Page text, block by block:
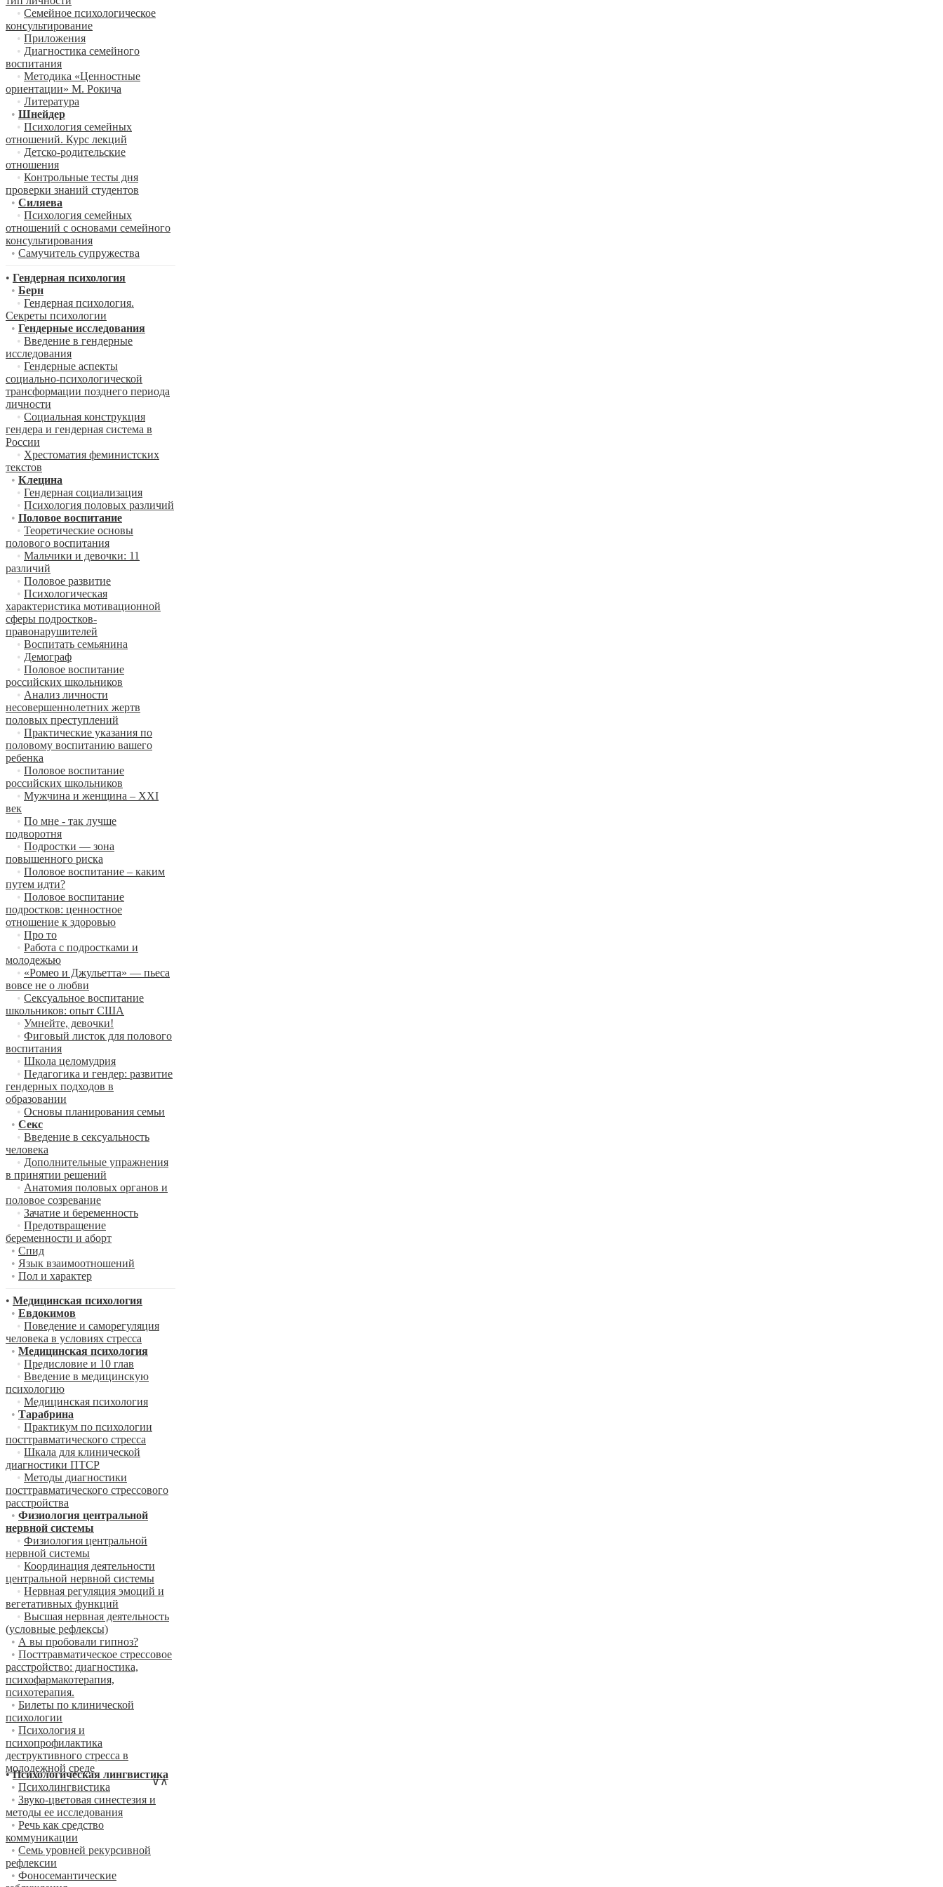
• Семейное психологическое
консультирование
• Приложения
• Диагностика семейного
воспитания
• Методика «Ценностные
ориентации» М. Рокича
• Литература
• Шнейдер
• Психология семейных
отношений. Курс лекций
• Детско-родительские
отношения
• Контрольные тесты дня
проверки знаний студентов
• Силяева
• Психология семейных
отношений с основами семейного
консультирования
• Самучитель супружества
• Гендерная психология
• Берн
• Гендерная психология.
Секреты психологии
• Гендерные исследования
• Введение в гендерные
исследования
• Гендерные аспекты
социально-психологической
трансформации позднего периода
личности
• Социальная конструкция
гендера и гендерная система в
России
• Хрестоматия феминистских
текстов
• Клецина
• Гендерная социализация
• Психология половых различий
• Половое воспитание
• Теоретические основы
полового воспитания
• Мальчики и девочки: 11
различий
• Половое развитие
• Психологическая
характеристика мотивационной
сферы подростков-
правонарушителей
• Воспитать семьянина
• Демограф
• Половое воспитание
российских школьников
• Анализ личности
несовершеннолетних жертв
половых преступлений
• Практические указания по
половому воспитанию вашего
ребенка
• Половое воспитание
российских школьников
• Мужчина и женщина – XXI
век
• По мне - так лучше
подворотня
• Подростки — зона
повышенного риска
• Половое воспитание – каким
путем идти?
• Половое воспитание
подростков: ценностное
отношение к здоровью
• Про то
• Работа с подростками и
молодежью
• «Ромео и Джульетта» — пьеса
вовсе не о любви
• Сексуальное воспитание
школьников: опыт США
• Умнейте, девочки!
• Фиговый листок для полового
воспитания
• Школа целомудрия
• Педагогика и гендер: развитие
гендерных подходов в
образовании
• Основы планирования семьи
• Секс
• Введение в сексуальность
человека
• Дополнительные упражнения
в принятии решений
• Анатомия половых органов и
половое созревание
• Зачатие и беременность
• Предотвращение
беременности и аборт
• Спид
• Язык взаимоотношений
• Пол и характер
• Медицинская психология
• Евдокимов
• Поведение и саморегуляция
человека в условиях стресса
• Медицинская психология
• Предисловие и 10 глав
• Введение в медицинскую
психологию
• Медицинская психология
• Тарабрина
• Практикум по психологии
посттравматического стресса
• Шкала для клинической
диагностики ПТСР
• Методы диагностики
посттравматического стрессового
расстройства
• Физиология центральной
нервной системы
• Физиология центральной
нервной системы
• Координация деятельности
центральной нервной системы
• Нервная регуляция эмоций и
вегетативных функций
• Высшая нервная деятельность
(условные рефлексы)
• А вы пробовали гипноз?
• Посттравматическое стрессовое
расстройство: диагностика,
психофармакотерапия,
психотерапия.
• Билеты по клинической
психологии
• Психология и
психопрофилактика
деструктивного стресса в
молодежной среде
∨∧
•Психологическая лингвистика
• Психолингвистика
• Звуко-цветовая синестезия и
методы ее исследования
• Речь как средство
коммуникации
• Семь уровней рекурсивной
рефлексии
• Фоносемантические